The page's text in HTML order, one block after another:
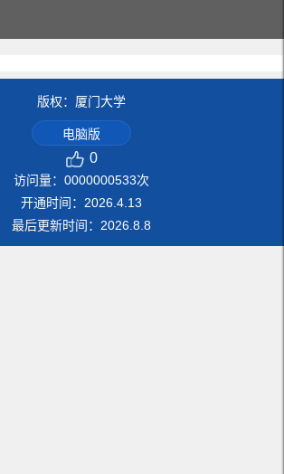
版权：厦门大学
电脑版
0
访问量： 0000000533次
开通时间： 2026 4 13
最后更新时间： 2026 8 8